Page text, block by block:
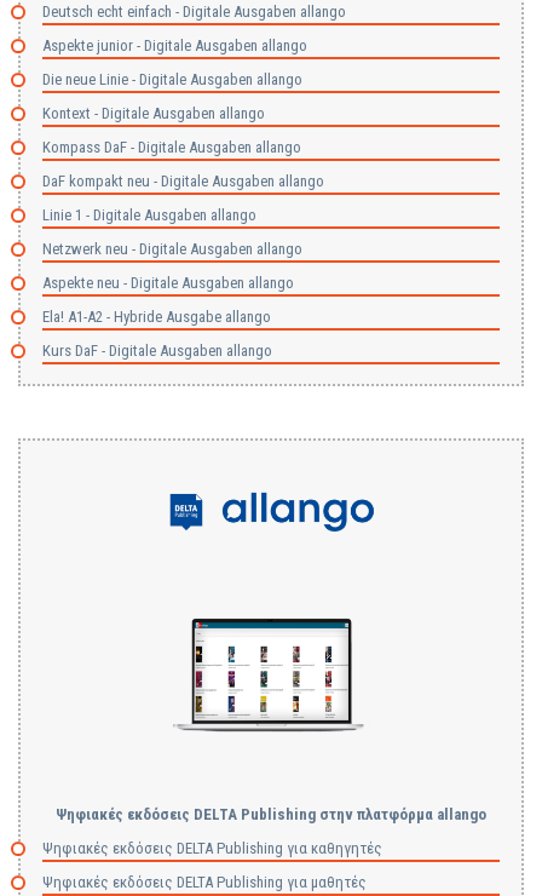
Deutsch echt einfach - Digitale Ausgaben allango
Aspekte junior - Digitale Ausgaben allango
Die neue Linie - Digitale Ausgaben allango
Kontext - Digitale Ausgaben allango
Kompass DaF - Digitale Ausgaben allango
DaF kompakt neu - Digitale Ausgaben allango
Linie 1 - Digitale Ausgaben allango
Netzwerk neu - Digitale Ausgaben allango
Aspekte neu - Digitale Ausgaben allango
Ela! A1-A2 - Hybride Ausgabe allango
Kurs DaF - Digitale Ausgaben allango
Ψηφιακές εκδόσεις DELTA Publishing στην πλατφόρμα allango
Ψηφιακές εκδόσεις DELTA Publishing για καθηγητές
Ψηφιακές εκδόσεις DELTA Publishing για μαθητές